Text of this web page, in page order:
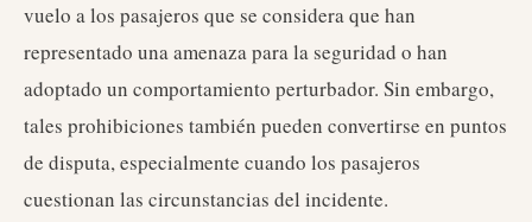
vuelo a los pasajeros que se considera que han
representado una amenaza para la seguridad o han
adoptado un comportamiento perturbador. Sin embargo,
tales prohibiciones también pueden convertirse en puntos
de disputa, especialmente cuando los pasajeros
cuestionan las circunstancias del incidente.